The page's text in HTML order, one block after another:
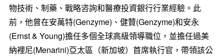
物技術、制藥、戰略咨詢和醫療投資銀行行業經驗。此
前，他曾在安萬特(Genzyme)、健贊(Genzyme)和安永
(Ernst & Young)擔任多個全球高級領導職位，並擔任過美
納裡尼(Menarini)亞太區（新加坡）首席執行官，帶領該公